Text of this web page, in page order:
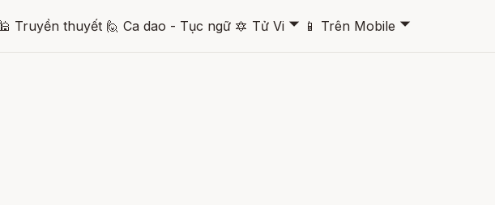
🕌 Truyền thuyết 🙋 Ca dao - Tục ngữ 🔯 Tử Vi 🞃 📱 Trên Mobile 🞃